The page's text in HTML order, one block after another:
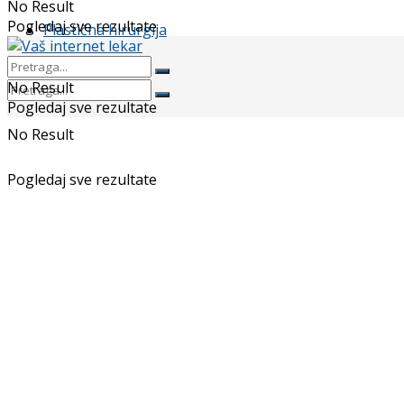
Plastična hirurgija
No Result
Pogledaj sve rezultate
No Result
Pogledaj sve rezultate
No Result
Pogledaj sve rezultate